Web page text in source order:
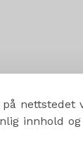
nettstedet
innhold